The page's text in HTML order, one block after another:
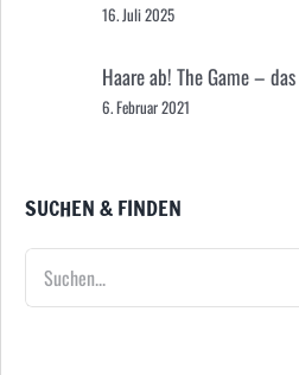
16. Juli 2025
Haare ab! The Game –
6. Februar 2021
SUCHEN & FINDEN
Suche
nach: